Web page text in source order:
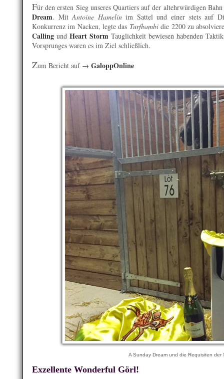
Für den ersten Sieg unseres Quartiers auf der altehrwürdigen
Dream. MitAntoine Hamelinim Sattel und einer stets auf
Konkurrenz im Nacken, legte das Turfbambidie 2200 zu
Calling und Heart StormTauglichkeit bewiesen habenden
Vorsprunges waren es im Ziel schließlich.
Zum Bericht auf → GaloppOnline
A Sunday Dream und die Requisiten der
Exzellente Wonderful Görl!